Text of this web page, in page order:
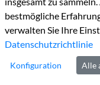
Kontakt
Tel:+49 2452 130
Fax:+49 2452131100
E-Mail:info@kreis-
bestmögliche
verwalten Sie Ihre
Datenschutzrichtlinie
Konfiguration Alle